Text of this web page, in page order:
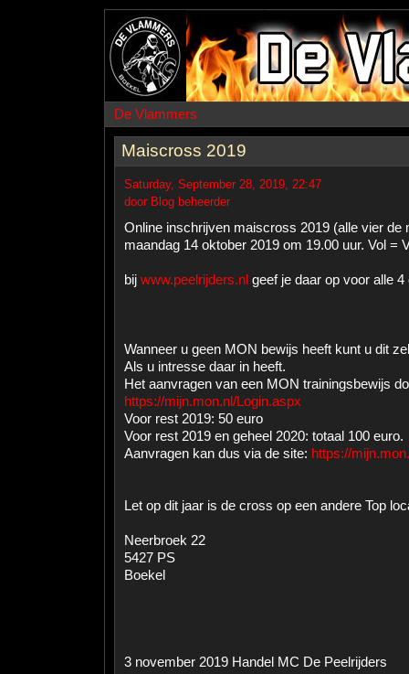
De Vlammers
Maiscross 2019
Saturday, September 28, 2019, 22:47
door Blog beheerder
Online inschrijven maiscross 2019 (alle vier de
maandag 14 oktober 2019 om 19.00 uur. Vol =
bij www.peelrijders.nl geef je daar op voor alle
Wanneer u geen MON bewijs heeft kunt u dit
Als u intresse daar in heeft.
Het aanvragen van een MON trainingsbewijs
https://mijn.mon.nl/Login.aspx
Voor rest 2019: 50 euro
Voor rest 2019 en geheel 2020: totaal 100 euro.
Aanvragen kan dus via de site: https://
Let op dit jaar is de cross op een andere Top
Neerbroek 22
5427 PS
Boekel
3 november 2019 Handel MC De Peelrijders